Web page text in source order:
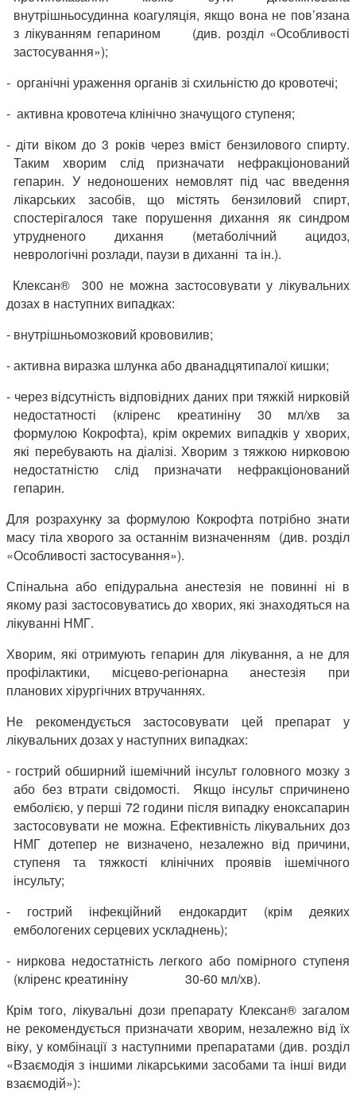
внутрішньосудинна коагуляція, якщо вона не пов’язана
з лікуванням гепарином (див. розділ «Особливості
застосування»);
- органічні ураження органів зі схильністю до кровотечі;
- активна кровотеча клінічно значущого ступеня;
- діти віком до 3 років через вміст бензилового спирту.
Таким хворим слід призначати нефракціонований
гепарин. У недоношених немовлят під час введення
лікарських засобів, що містять бензиловий спирт,
спостерігалося таке порушення дихання як синдром
утрудненого дихання (метаболічний ацидоз,
неврологічні розлади, паузи в диханні та ін.).
Клексан® 300 не можна застосовувати у лікувальних
дозах в наступних випадках:
- внутрішньомозковий крововилив;
- активна виразка шлунка або дванадцятипалої кишки;
- через відсутність відповідних даних при тяжкій нирковій
недостатності (кліренс креатиніну 30 мл/хв за
формулою Кокрофта), крім окремих випадків у хворих,
які перебувають на діалізі. Хворим з тяжкою нирковою
недостатністю слід призначати нефракціонований
гепарин.
Для розрахунку за формулою Кокрофта потрібно знати
масу тіла хворого за останнім визначенням (див. розділ
«Особливості застосування»).
Спінальна або епідуральна анестезія не повинні ні в
якому разі застосовуватись до хворих, які знаходяться на
лікуванні НМГ.
Хворим, які отримують гепарин для лікування, а не для
профілактики, місцево-регіонарна анестезія при
планових хірургічних втручаннях.
Не рекомендується застосовувати цей препарат у
лікувальних дозах у наступних випадках:
- гострий обширний ішемічний інсульт головного мозку з
або без втрати свідомості. Якщо інсульт спричинено
емболією, у перші 72 години після випадку еноксапарин
застосовувати не можна. Ефективність лікувальних доз
НМГ дотепер не визначено, незалежно від причини,
ступеня та тяжкості клінічних проявів ішемічного
інсульту;
- гострий інфекційний ендокардит (крім деяких
ембологених серцевих ускладнень);
- ниркова недостатність легкого або помірного ступеня
(кліренс креатиніну 30-60 мл/хв).
Крім того, лікувальні дози препарату Клексан® загалом
не рекомендується призначати хворим, незалежно від їх
віку, у комбінації з наступними препаратами (див. розділ
«Взаємодія з іншими лікарськими засобами та інші види
взаємодій»):